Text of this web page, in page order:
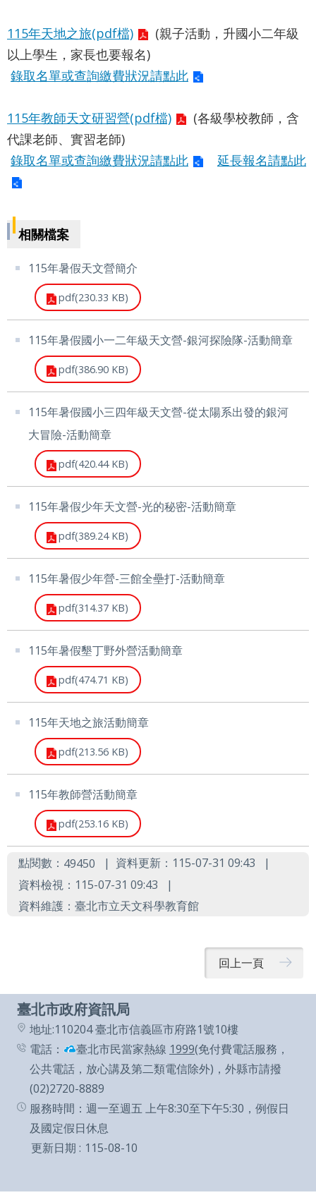
情
系
統
見
問
答
北
放
告
權
訊
雙
語
辭
彙
115年天地之旅(pdf檔)
(親子活動，升國小二年級
以上學生，家長也要報名)
錄取名單或查詢繳費狀況請點此
115年教師天文研習營(pdf檔)
(各級學校教師，含
代課老師、實習老師)
錄取名單或查詢繳費狀況請點此
延長報名請點此
相關檔案
115年暑假天文營簡介
pdf(230.33 KB)
115年暑假國小一二年級天文營-銀河探險隊-活動簡章
pdf(386.90 KB)
115年暑假國小三四年級天文營-從太陽系出發的銀河
大冒險-活動簡章
pdf(420.44 KB)
115年暑假少年天文營-光的秘密-活動簡章
pdf(389.24 KB)
115年暑假少年營-三館全壘打-活動簡章
pdf(314.37 KB)
115年暑假墾丁野外營活動簡章
pdf(474.71 KB)
115年天地之旅活動簡章
pdf(213.56 KB)
115年教師營活動簡章
pdf(253.16 KB)
點閱數： 49450
資料更新：115-07-31 09:43
資料檢視：115-07-31 09:43
資料維護：臺北市立天文科學教育館
回上一頁
臺北市政府資訊局
地址:110204 臺北市信義區市府路1號10樓
電話：
臺北市民當家熱線 1999(免付費電話服務，
公共電話，放心講及第二類電信除外)，外縣市請撥
(02)2720-8889
服務時間：週一至週五 上午8:30至下午5:30，例假日
及國定假日休息
更新日期
115-08-10